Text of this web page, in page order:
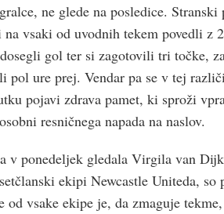
ne glede na posledice.
na vsaki od uvodnih tekem povedli z
gol ter si zagotovili tri točke,
pol ure prej. Vendar pa se v tej
pojavi zdrava pamet, ki sproži
resničnega napada na naslov.
v ponedeljek gledala Virgila van
ekipi Newcastle Uniteda,
od vsake ekipe je, da zmaguje